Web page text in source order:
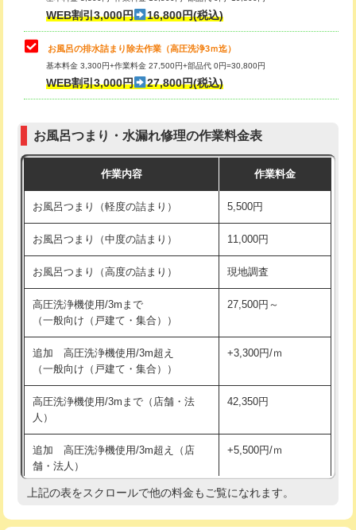
小便器トイレ脱着
その他部品の脱着 8,800円～
交換・取付（タンク）
交換・取付（普通便座） 11,000円+材料費
交換・取付（温水洗浄便座） 16,500円+材料費
交換・取付(単水栓（壁付・デッキ
式）)
13,200円+材料費
交換・取付(混合水栓（壁付・デッキ
式・ワンホール）)
16,500円+材料費
交換・取付(排水栓・排水トラップ
（P/S/ポップアップ））
22,000円+材料費
交換・取付（その他部品） 11,000円+材料費
持込商品取付（単水栓） 13,200円
持込商品取付（混合水栓）
持込商品取付（浄水器・分岐水栓） 16,500円
持込商品取付（温水洗浄便座） 22,000円
持込商品取付（普通便座⇔温水洗浄便
22,000円
WEB割引3,000円 16,800円(税込)
お風呂の排水詰まり除去作業（高圧洗浄3ｍ迄）
基本料金 3,300円+作業料金 27,500円+部品代 0円=30,800円
WEB割引3,000円 27,800円(税込)
お風呂つまり・水漏れ修理の作業料金表
作業内容 作業料金
お風呂つまり（軽度の詰まり） 5,500円
お風呂つまり（中度の詰まり） 11,000円
お風呂つまり（高度の詰まり） 現地調査
高圧洗浄機使用/3mまで
（一般向け（戸建て・集合））
27,500円～
追加 高圧洗浄機使用/3m超え
（一般向け（戸建て・集合））
+3,300円/ｍ
高圧洗浄機使用/3mまで（店舗・法
人）
42,350円
追加 高圧洗浄機使用/3m超え（店
舗・法人）
+5,500円/ｍ
高度高圧洗浄換 現地調査
上記の表をスクロールで他の料金もご覧になれます。